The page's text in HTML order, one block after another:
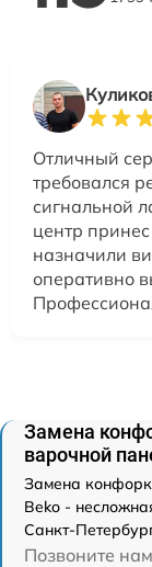
Отличный
требовался
сигнальной
центр
назначили
оперативно
Замена
варочной
Замена
Beko -
Санкт-
Позвоните